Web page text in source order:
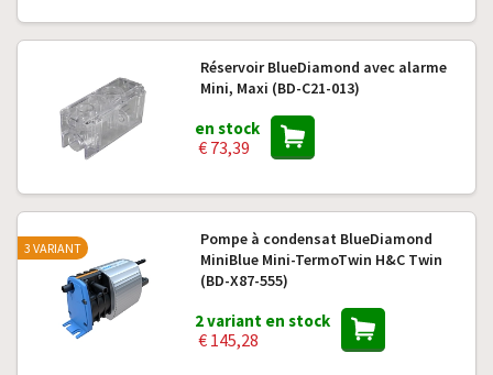
Réservoir BlueDiamond avec alarme
Mini, Maxi (BD-C21-013)
en stock
€ 73,39
Pompe à condensat BlueDiamond
MiniBlue Mini-TermoTwin H&C Twin
(BD-X87-555)
2 variant en stock
€ 145,28
3 VARIANT